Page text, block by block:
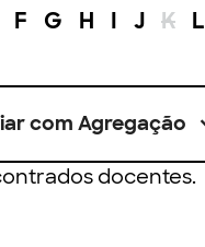
F G H I J K L
com Agregação
docentes.